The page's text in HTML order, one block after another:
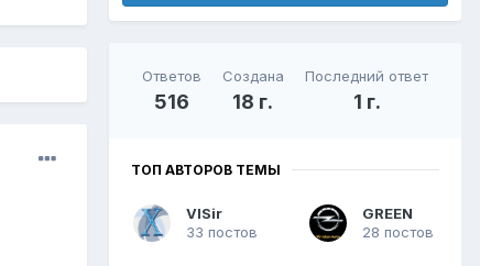
Ответов
516
Создана
18 г.
Последний ответ
1 г.
ТОП АВТОРОВ ТЕМЫ
VISir
33 постов
GREEN
28 постов